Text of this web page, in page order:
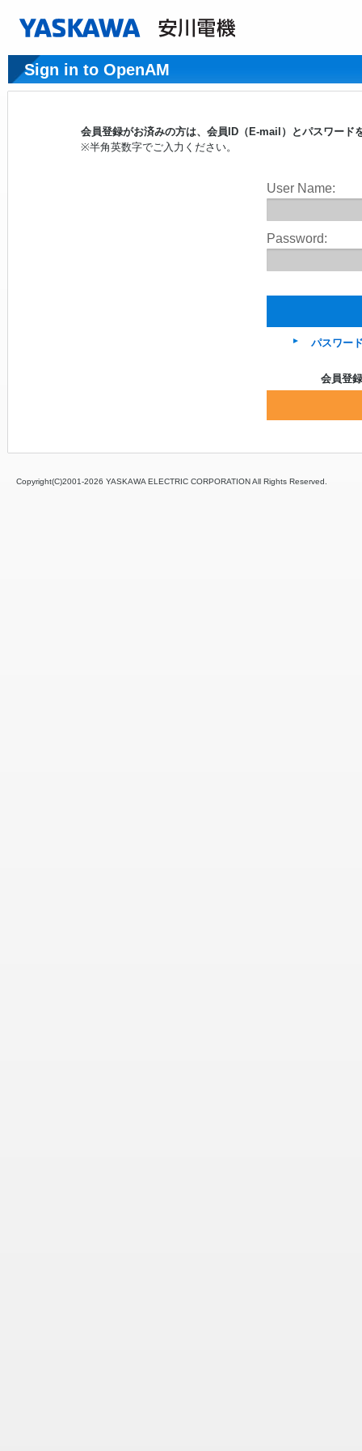
Sign in to OpenAM
会員登録がお済みの方は、会員ID（E-mail）とパスワー
※半角英数字でご入力ください。
User Name:
Password:
パスワー
会員登
Copyright(C)2001‐2026 YASKAWA ELECTRIC CORPORATION All Rights Reserved.